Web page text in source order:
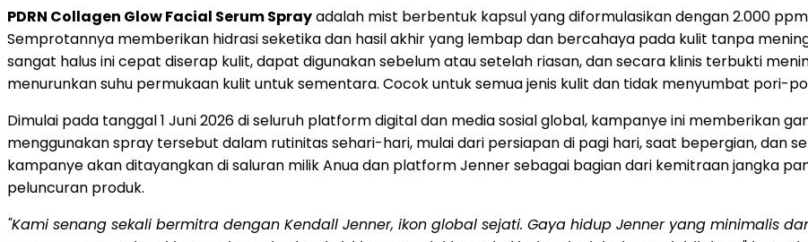
PDRN Collagen Glow Facial Serum Sprayadalah mist berbentuk kapsul yang diformulasikan dengan 2.000
Semprotannya memberikan hidrasi seketika dan hasil akhir yang lembap dan bercahaya pada kulit tanpa
sangat halus ini cepat diserap kulit, dapat digunakan sebelum atau setelah riasan, dan secara klinis terbukti
menurunkan suhu permukaan kulit untuk sementara. Cocok untuk semua jenis kulit dan tidak menyumbat pori-
Dimulai pada tanggal 1 Juni 2026 di seluruh platform digital dan media sosial global, kampanye ini memberikan
menggunakan spray tersebut dalam rutinitas sehari-hari, mulai dari persiapan di pagi hari, saat bepergian, dan
kampanye akan ditayangkan di saluran milik Anua dan platform Jenner sebagai bagian dari kemitraan jangka
peluncuran produk.
"Kami senang sekali bermitra dengan Kendall Jenner, ikon global sejati. Gaya hidup Jenner yang minimalis